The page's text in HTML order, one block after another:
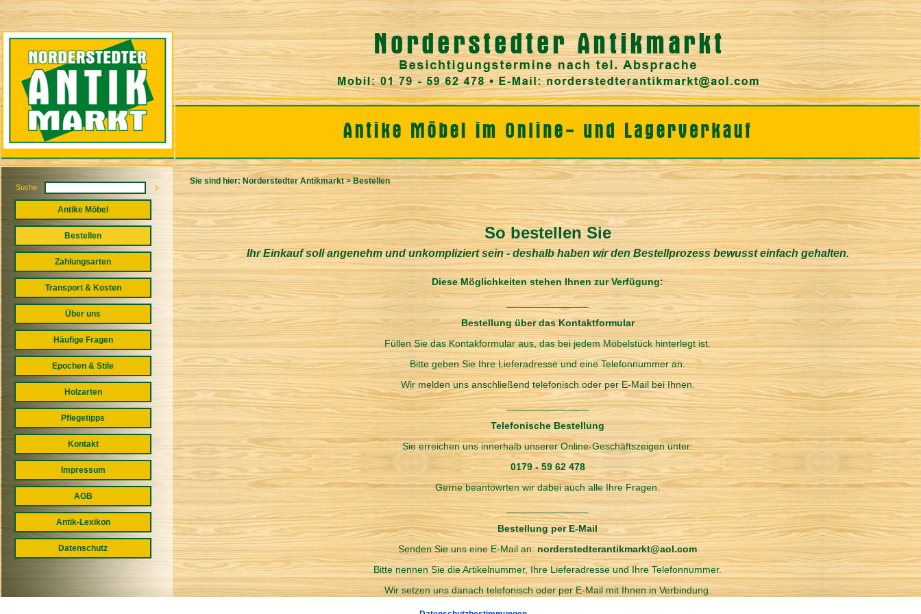
Suche
Antike Möbel
Bestellen
Zahlungsarten
Transport & Kosten
Über uns
Häufige Fragen
Epochen & Stile
Holzarten
Pflegetipps
Kontakt
Impressum
AGB
Antik-Lexikon
Datenschutz
Sie sind hier: Norderstedter Antikmarkt>Bestellen
So bestellen Sie
Ihr Einkauf soll angenehm und unkompliziert sein - deshalb haben wir den Bestellprozess bewusst einfach gehalten.
Diese Möglichkeiten stehen Ihnen zur Verfügung:
_______________
Bestellung über das Kontaktformular
Füllen Sie das Kontakformular aus, das bei jedem Möbelstück hinterlegt ist.
Bitte geben Sie Ihre Lieferadresse und eine Telefonnummer an.
Wir melden uns anschließend telefonisch oder per E-Mail bei Ihnen.
_______________
Telefonische Bestellung
Sie erreichen uns innerhalb unserer Online-Geschäftszeigen unter:
0179 - 59 62 478
Gerne beantowrten wir dabei auch alle Ihre Fragen.
_______________
Bestellung per E-Mail
Senden Sie uns eine E-Mail an:norderstedterantikmarkt@aol.com
Bitte nennen Sie die Artikelnummer, Ihre Lieferadresse und Ihre Telefonnummer.
Wir setzen uns danach telefonisch oder per E-Mail mit Ihnen in Verbindung.